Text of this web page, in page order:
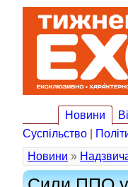
Новини
Суспільство
Новини »